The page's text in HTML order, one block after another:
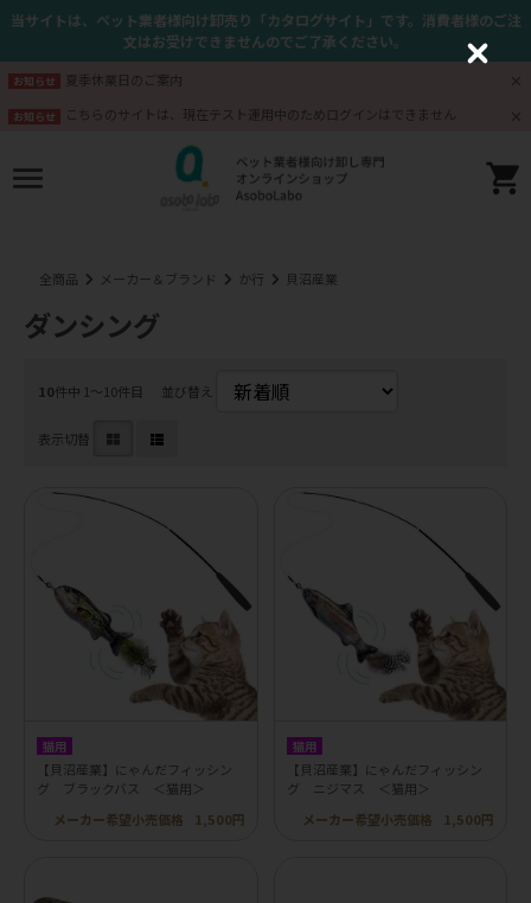
当サイトは、ペット業者様向け卸売り「カタログサイト」です。消費者様のご注
文はお受けできませんのでご了承ください。
お知らせ 夏季休業日のご案内
お知らせ こちらのサイトは、現在テスト運用中のためログインはできません
全商品 メーカー＆ブランド か行 貝沼産業
ダンシング
10件中 1〜10件目 並び替え
表示切替
猫用
【貝沼産業】にゃんだフィッシン
グ ブラックバス ＜猫用＞
メーカー希望小売価格
1,500円
猫用
【貝沼産業】にゃんだフィッシン
グ ニジマス ＜猫用＞
メーカー希望小売価格
1,500円
C